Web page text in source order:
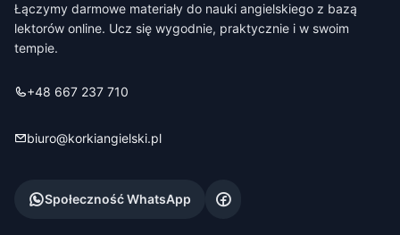
Łączymy darmowe materiały do nauki angielskiego z bazą
lektorów online. Ucz się wygodnie, praktycznie i w swoim
tempie.
+48 667 237 710
biuro@korkiangielski.pl
Społeczność WhatsApp